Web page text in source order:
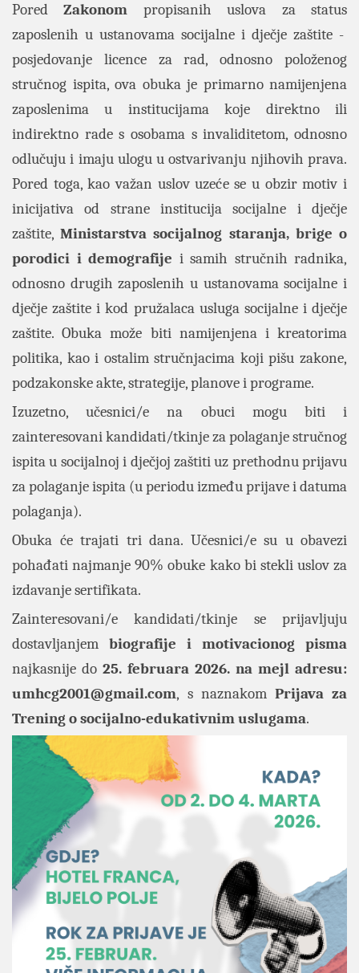
PoredZakonom propisanih uslova za status
zaposlenih u ustanovama socijalne i dječje zaštite -
posjedovanje licence za rad, odnosno položenog
stručnog ispita, ova obuka je primarno namijenjena
zaposlenima u institucijama koje direktno ili
indirektno rade s osobama s invaliditetom, odnosno
odlučuju i imaju ulogu u ostvarivanju njihovih prava.
Pored toga, kao važan uslov uzeće se u obzirmotiv i
inicijativa od strane institucija socijalne i dječje
zaštite,Ministarstva socijalnog staranja, brige o
porodici i demografije i samih stručnih radnika,
odnosno drugih zaposlenih u ustanovama socijalne i
dječje zaštite i kod pružalaca usluga socijalne i dječje
zaštite. Obuka može biti namijenjena i kreatorima
politika, kao i ostalim stručnjacima koji pišu zakone,
podzakonske akte, strategije, planove i programe.
Izuzetno, učesnici/e na obuci mogu biti i
zainteresovani kandidati/tkinje za polaganje stručnog
ispita u socijalnoj i dječjoj zaštiti uz prethodnu prijavu
za polaganje ispita (u periodu između prijave i datuma
polaganja).
Obuka će trajati tri dana. Učesnici/e su u obavezi
pohađati najmanje 90% obuke kako bi stekli uslov za
izdavanje sertifikata.
Zainteresovani/e kandidati/tkinje se prijavljuju
dostavljanjem biografije i motivacionog pisma
najkasnije do 25. februara 2026. na mejl adresu:
umhcg2001@gmail.com, s naznakom Prijava za
Trening o socijalno-edukativnim uslugama.